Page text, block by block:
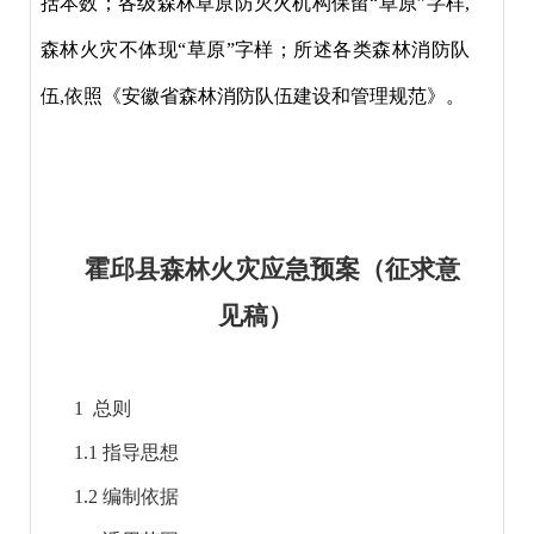
森林火灾不体现“草原”字样；所述各类森林消防队
伍,依照《安徽省森林消防队伍建设和管理规范》。
霍邱县森林火灾应急预案（征求意
见稿）
1 总则
1.1 指导思想
1.2 编制依据